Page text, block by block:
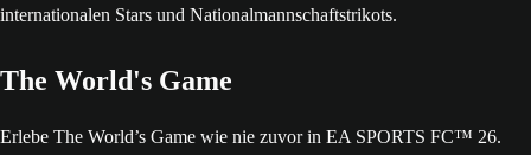
The World's Game
Erlebe The World’s Game wie nie zuvor in EA SPORTS FC™ 26.